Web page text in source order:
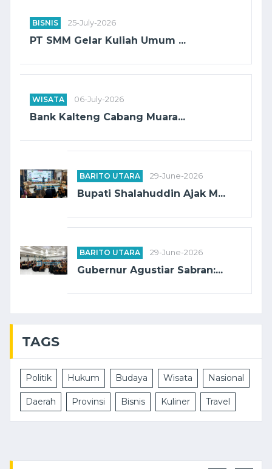
BISNIS 25-July-2026
PT SMM Gelar Kuliah Umum ...
WISATA 06-July-2026
Bank Kalteng Cabang Muara...
BARITO UTARA 29-June-2026
Bupati Shalahuddin Ajak M...
BARITO UTARA 29-June-2026
Gubernur Agustiar Sabran:...
TAGS
Politik Hukum Budaya Wisata Nasional
Daerah Provinsi Bisnis Kuliner Travel